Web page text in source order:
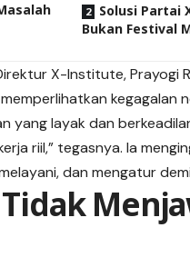
Solusi Partai
Bukan Festival
X-Institute, Prayogi
kegagalan
yang layak dan
riil,” tegasnya. Ia
dan mengatur